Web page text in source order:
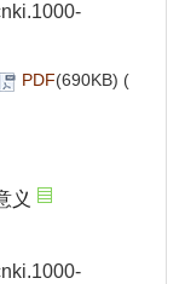
PDF(690KB) (
义